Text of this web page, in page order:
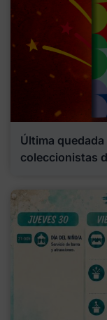
Última
coleccionistas